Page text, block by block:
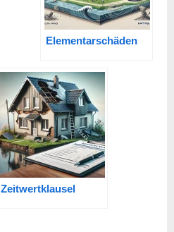
Elementarschäden
Zeitwertklausel